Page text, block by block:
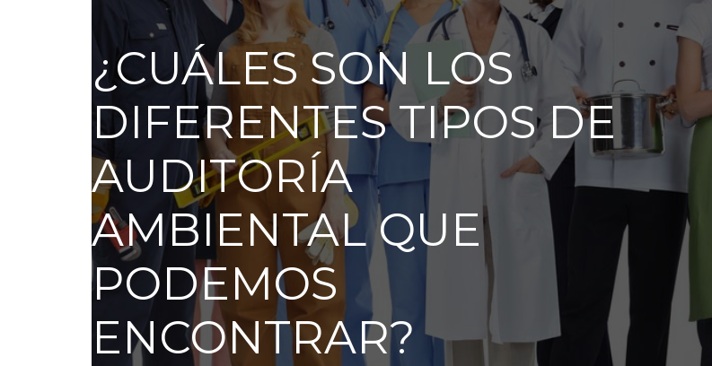
¿CUÁLES SON LOS
DIFERENTES TIPOS DE
AUDITORÍA
AMBIENTAL QUE
PODEMOS
ENCONTRAR?